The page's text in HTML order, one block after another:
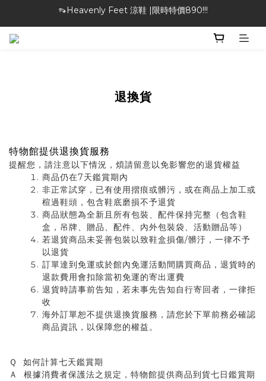
🎁特物館 | 滿額現折最高$1000！
👡Heavenly Feet 涼鞋 |限時特價890!!!
退換貨
特物館提供退換貨服務
提醒您，請注意以下情況，煩請留意以免影響您的退貨權益
商品仍在7天鑑賞期內
非正常試穿，已有使用摺痕或髒污，或在商品上加工或
楦過鞋頭，包含鞋底磨損不予退貨
商品狀態為全新且所有包裝、配件保持完整（包含鞋
盒，吊牌、贈品、配件、內外包裝袋、活動贈品等）
若退貨商品未妥善包裝以致鞋盒損傷/髒汙，一律不予
以退貨
訂單達到免運或於館內免運活動間購買商品，退貨時的
退款費用會扣除當初免運的寄出運費
退貨時請事前告知，若未事先告知自行寄回者，一律拒
收
海外訂單恕不提供退換貨服務，請您於下單前務必確認
商品資訊，以保障您的權益。
Ｑ 如何計算七天鑑賞期
Ａ 根據消費者保護法之規定，特物館提供商品到貨七日鑑賞期